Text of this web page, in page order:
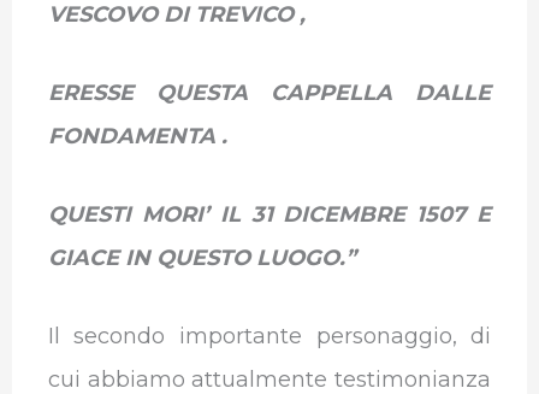
VESCOVO DI TREVICO ,
ERESSE QUESTA CAPPELLA DALLE
FONDAMENTA .
QUESTI MORI’ IL 31 DICEMBRE 1507 E
GIACE IN QUESTO LUOGO.”
Il secondo importante personaggio, di
cui abbiamo attualmente testimonianza